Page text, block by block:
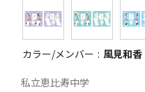
カラー/メンバー 風見和香
私立恵比寿中学